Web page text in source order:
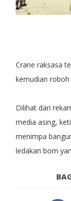
Crane raksasa
kemudian
Dilihat dari
media asing,
menimpa
ledakan bom